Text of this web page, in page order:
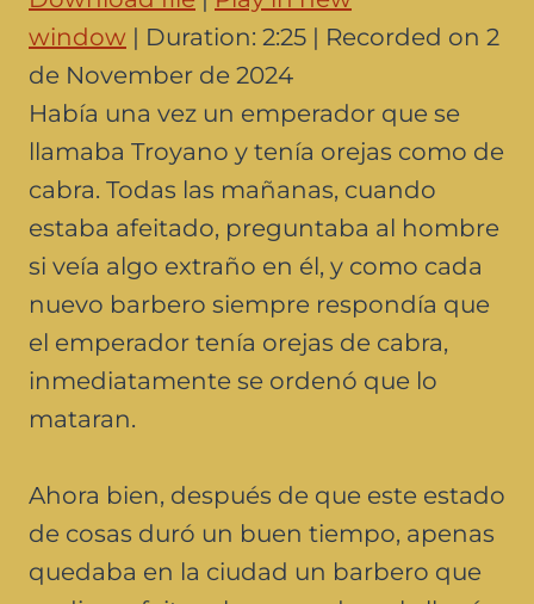
RSS FEED
SHARE
LINK
window | Duration: 2:25 | Recorded on 2
de November de 2024
Había una vez un emperador que se
llamaba Troyano y tenía orejas como de
cabra. Todas las mañanas, cuando
estaba afeitado, preguntaba al hombre
si veía algo extraño en él, y como cada
nuevo barbero siempre respondía que
el emperador tenía orejas de cabra,
inmediatamente se ordenó que lo
mataran.
Ahora bien, después de que este estado
de cosas duró un buen tiempo, apenas
quedaba en la ciudad un barbero que